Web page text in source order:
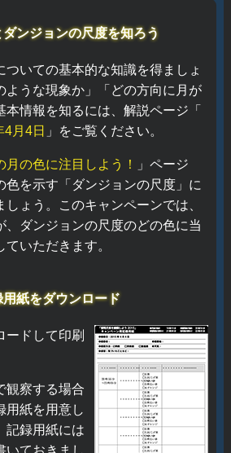
ンジョンの尺度を知ろう
ついての基本的な知識を得ましょ
ような現象か」「どの方向に月が
本情報を知るには、解説ページ「
4月4日 」をご覧ください。
月の色に注目しよう！
」ページ
色を示す「ダンジョンの尺度」に
ょう。このキャンペーンでは、
、ダンジョンの尺度のどの色に当
いただきます。
用紙をダウンロード
ードして印刷
観察する場合
用紙を用意し
記録用紙には
いておきまし